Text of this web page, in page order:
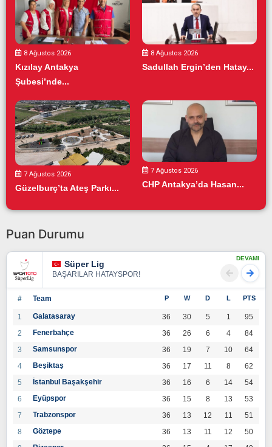
8 Ağustos 2026
Kızılay Antakya
Şubesi’nde...
8 Ağustos 2026
Sadullah Ergin’den Hatay...
7 Ağustos 2026
Güzelburç’ta Ateş Parkı...
7 Ağustos 2026
CHP Antakya’da Hasan...
Puan Durumu
Süper Lig
BAŞARILAR HATAYSPOR!
DEVAMI
# Team P W D L PTS
1 Galatasaray 36 30 5 1
95
2
Fenerbahçe 36 26 6 4
84
3
Samsunspor 36 19 7 10
64
4
Beşiktaş 36 17 11 8
62
5
İstanbul Başakşehir 36 16 6 14
54
6
Eyüpspor 36 15 8 13
53
7
Trabzonspor 36 13 12 11
51
8
Göztepe 36 13 11 12
50